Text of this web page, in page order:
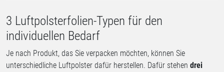
3 Luftpolsterfolien-Typen für den
individuellen Bedarf
Je nach Produkt, das Sie verpacken möchten, können Sie
unterschiedliche Luftpolster dafür herstellen. Dafür stehen drei